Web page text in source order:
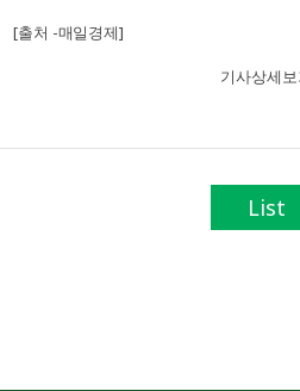
[출처 -매일경제]
기사상세보
List